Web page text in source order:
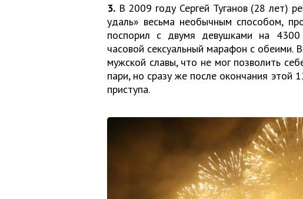
3. В 2009 году Сергей Туганов (28 лет)
удаль» весьма необычным способом,
поспорил с двумя девушками на
часовой сексуальный марафон с обеими.
мужской славы, что не мог позволить
пари, но сразу же после окончания этой
приступа.